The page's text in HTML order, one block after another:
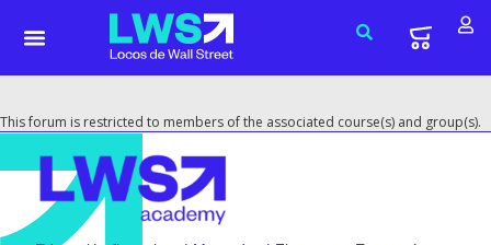
This forum is restricted to members of the associated course(s) and group(s).